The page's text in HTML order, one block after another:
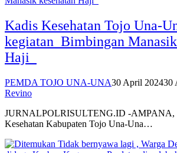
Kadis Kesehatan Tojo Una-
kegiatan Bimbingan Manasik
Haji
PEMDA TOJO UNA-UNA30 April 202430
Revino
JURNALPOLRISULTENG.ID -AMPANA,
Kesehatan Kabupaten Tojo Una-Una…